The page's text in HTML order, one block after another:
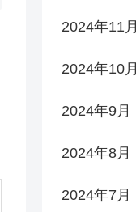
2024年11月
2024年10月
2024年9月
2024年8月
2024年7月